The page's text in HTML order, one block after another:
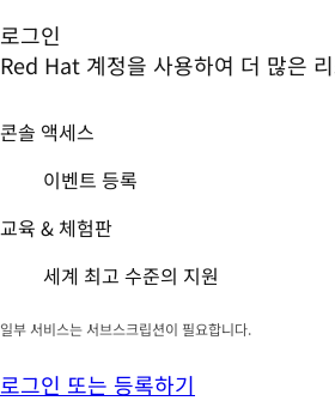
로그인
Red Hat 계정을 사용하여 더 많은
콘솔 액세스
이벤트 등록
교육 & 체험판
세계 최고 수준의 지원
일부 서비스는 서브스크립션이 필요합니다.
로그인 또는 등록하기